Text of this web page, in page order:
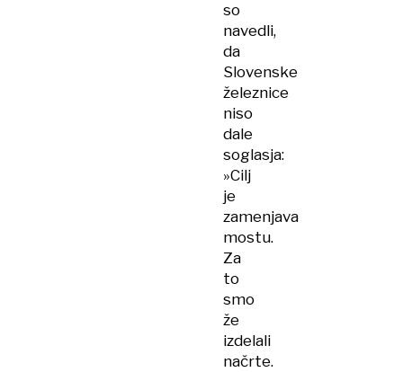
so
navedli,
da
Slovenske
železnice
niso
dale
soglasja:
»Cilj
je
zamenjava
mostu.
Za
to
smo
že
izdelali
načrte.